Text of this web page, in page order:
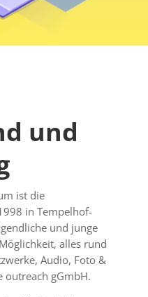
und
ist die
in Tempelhof-
und junge
alles rund
Audio, Foto &
outreach gGmbH.